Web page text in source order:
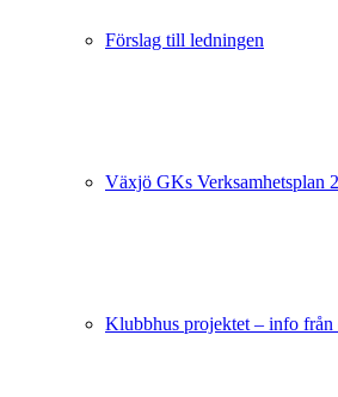
Förslag till ledningen
Växjö GKs Verksamhetsplan
Klubbhus projektet – info från